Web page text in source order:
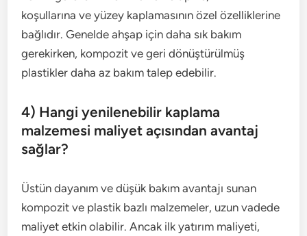
koşullarına ve yüzey kaplamasının özel özelliklerine
bağlıdır. Genelde ahşap için daha sık bakım
gerekirken, kompozit ve geri dönüştürülmüş
plastikler daha az bakım talep edebilir.
4) Hangi yenilenebilir kaplama
malzemesi maliyet açısından avantaj
sağlar?
Üstün dayanım ve düşük bakım avantajı sunan
kompozit ve plastik bazlı malzemeler, uzun vadede
maliyet etkin olabilir. Ancak ilk yatırım maliyeti,